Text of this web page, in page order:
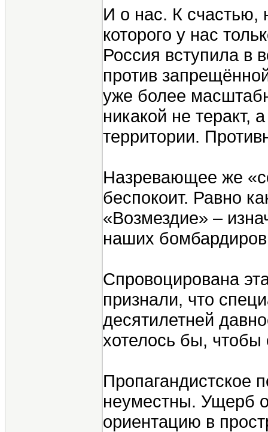
И о нас. К счастью,
которого у нас
Россия вступила в
против
уже более
никакой не теракт,
территории.
Назревающее же
беспокоит. Равно
«Возмездие» –
наших
Спровоцирована
признали, что
десятилетней
хотелось бы,
Пропагандистское
неуместны. Ущерб
ориентацию в